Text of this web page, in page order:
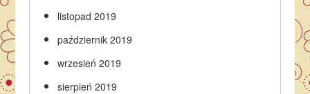
listopad 2019
październik 2019
wrzesień 2019
sierpień 2019